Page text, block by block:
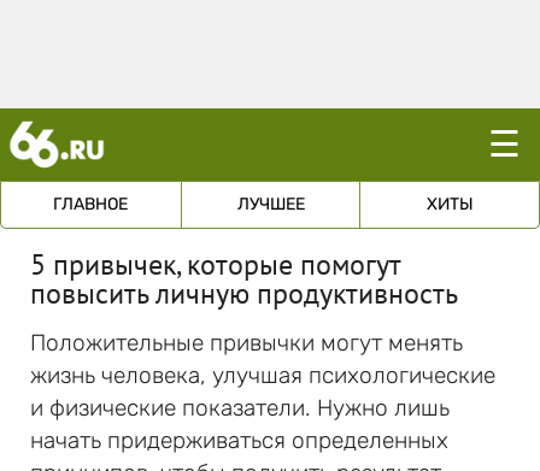
☰
ГЛАВНОЕ ЛУЧШЕЕ ХИТЫ
5 привычек, которые помогут
повысить личную продуктивность
Положительные привычки могут менять
жизнь человека, улучшая психологические
и физические показатели. Нужно лишь
начать придерживаться определенных